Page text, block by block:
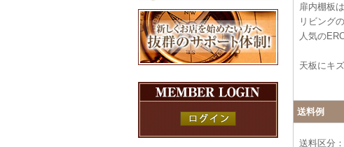
扉内棚板
リビング
人気の
天板にキ
送料例
送料区分